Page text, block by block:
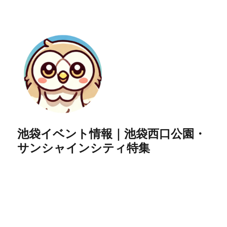
池袋イベント情報｜池袋西口公園・
サンシャインシティ特集